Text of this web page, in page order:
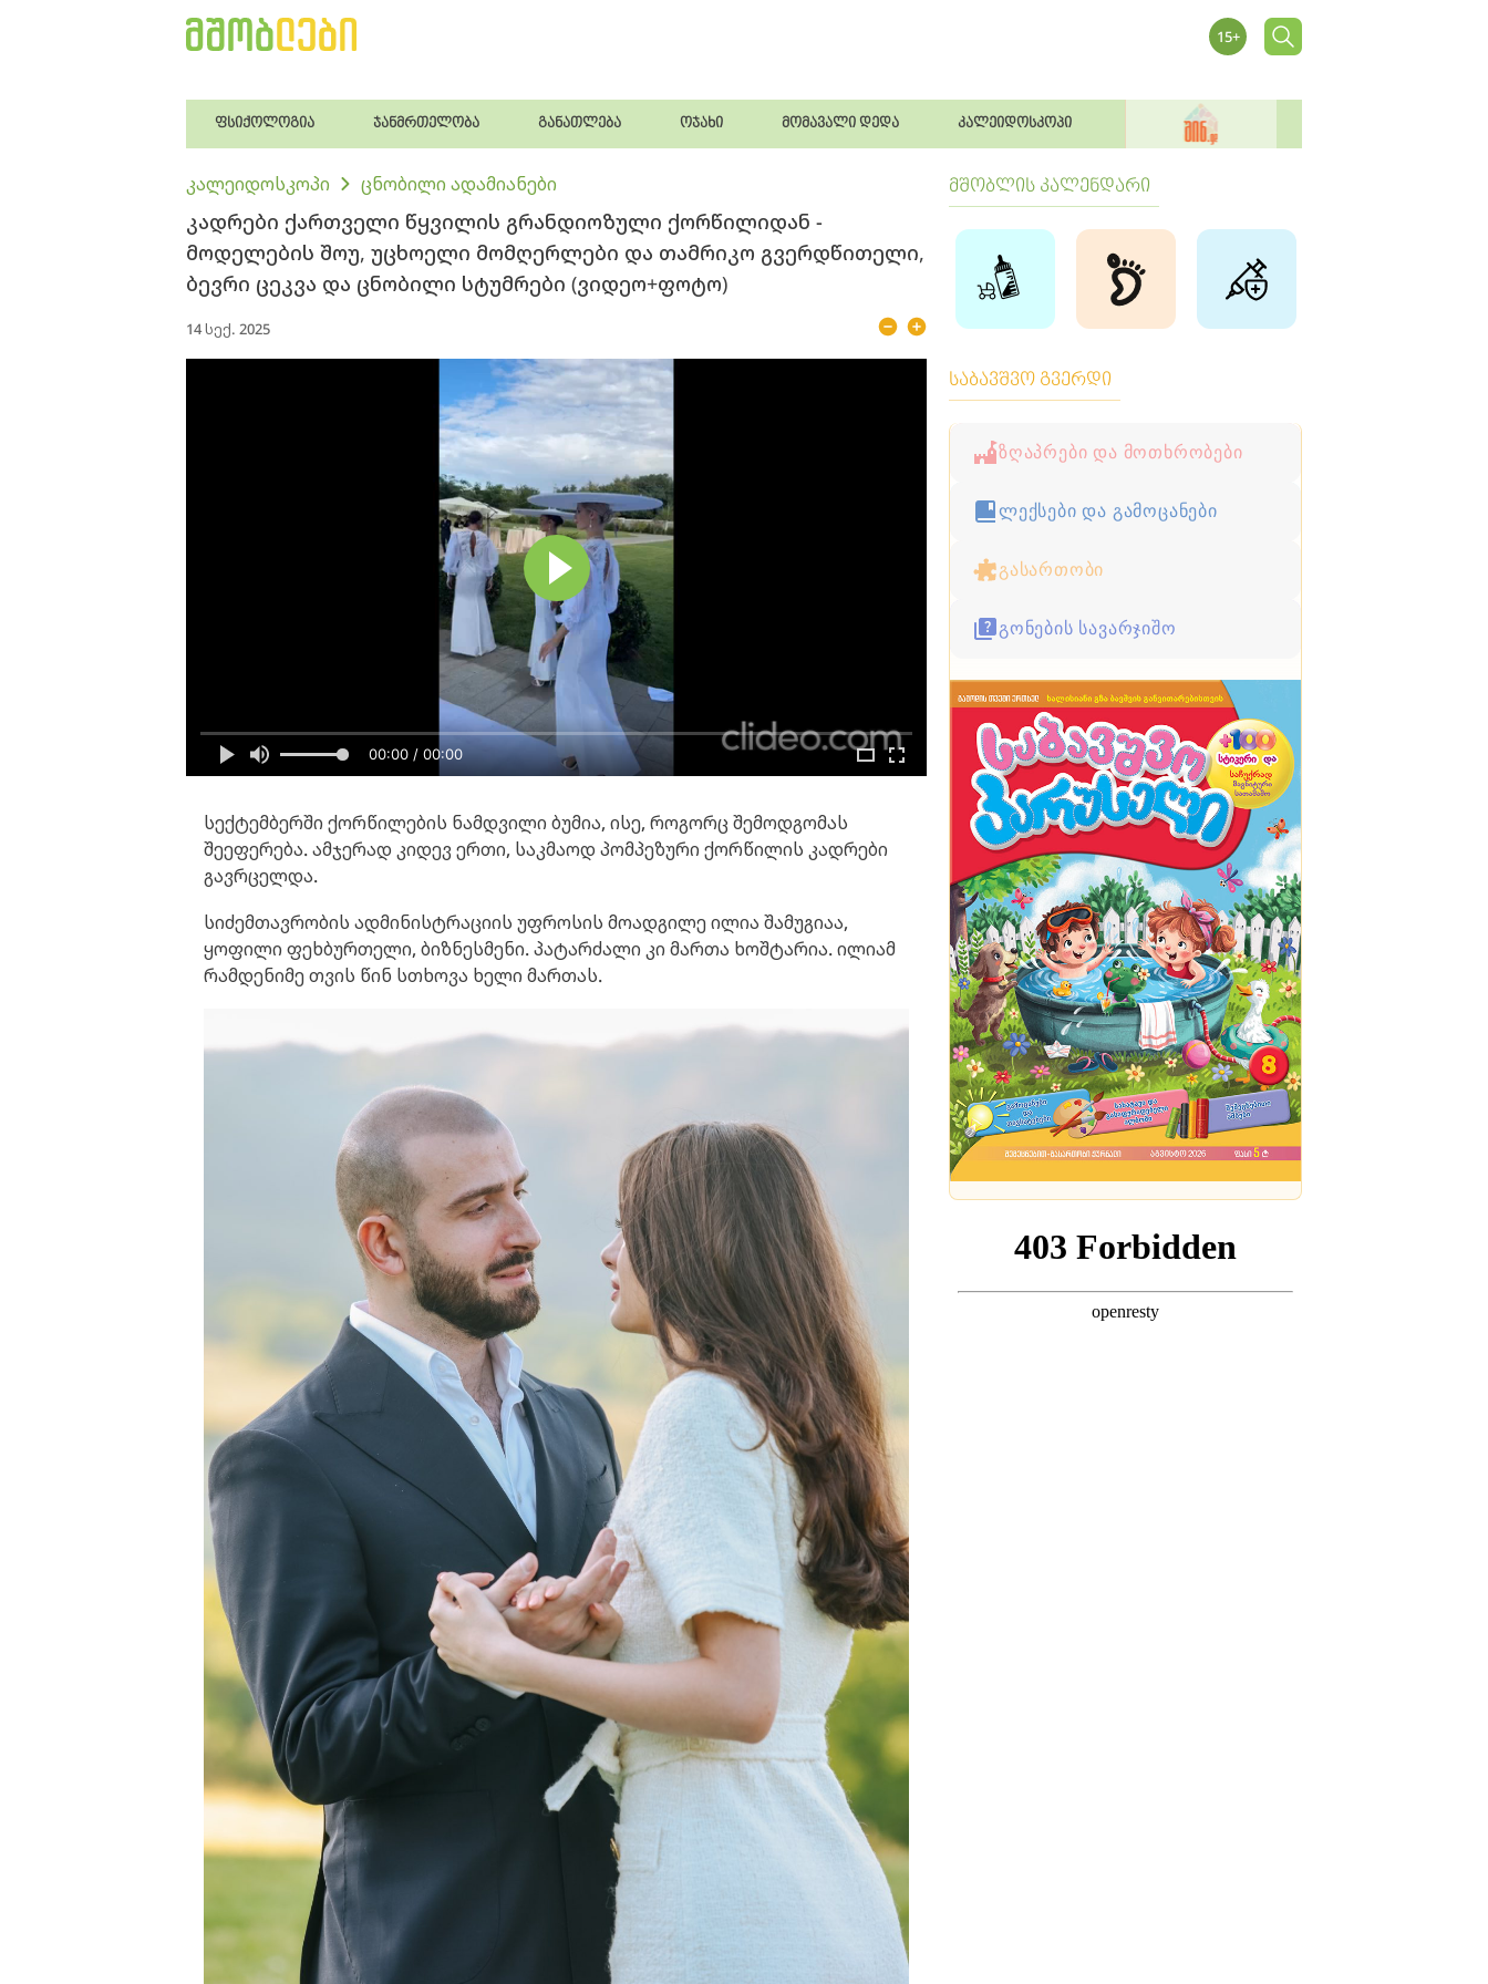
ფსიქოლოგია ჯანმრთელობა განათლება ოჯახი მომავალი დედა კალეიდოსკოპი
კალეიდოსკოპი ცნობილი ადამიანები
კადრები ქართველი წყვილის გრანდიოზული ქორწილიდან -
მოდელების შოუ, უცხოელი მომღერლები და თამრიკო გვერდწითელი,
ბევრი ცეკვა და ცნობილი სტუმრები (ვიდეო+ფოტო)
14 სექ. 2025
00:00 / 00:00
სექტემბერში ქორწილების ნამდვილი ბუმია, ისე, როგორც შემოდგომას
შეეფერება. ამჯერად კიდევ ერთი, საკმაოდ პომპეზური ქორწილის კადრები
გავრცელდა.
სიძემთავრობის ადმინისტრაციის უფროსის მოადგილე ილია შამუგიაა,
ყოფილი ფეხბურთელი, ბიზნესმენი. პატარძალი კი მართა ხოშტარია. ილიამ
რამდენიმე თვის წინ სთხოვა ხელი მართას.
მშობლის კალენდარი
საბავშვო გვერდი
ზღაპრები და მოთხრობები
ლექსები და გამოცანები
გასართობი
გონების სავარჯიშო